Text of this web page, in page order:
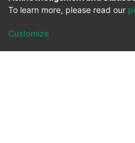
To learn more, please read our
Customize